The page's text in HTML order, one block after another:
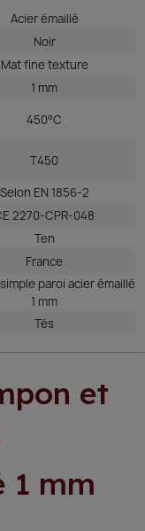
Acier émaillé
Noir
Mat fine texture
1 mm
450°C
T450
Selon EN 1856-2
2270-CPR-048
Ten
France
paroi acier émaillé
1 mm
Tés
et
1 mm